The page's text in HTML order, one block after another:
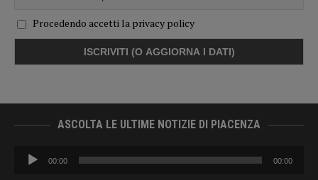
Procedendo accetti la privacy policy
ASCOLTA LE ULTIME NOTIZIE DI PIACENZA
Audio
Player
00:00 00:00